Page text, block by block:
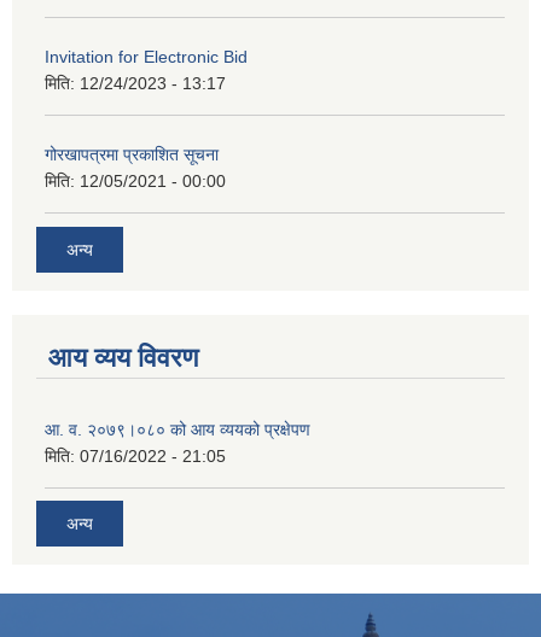
Invitation for Electronic Bid
मिति: 12/24/2023 - 13:17
गोरखापत्रमा प्रकाशित सूचना
मिति: 12/05/2021 - 00:00
अन्य
आय व्यय विवरण
आ. व. २०७९।०८० को आय व्ययको प्रक्षेपण
मिति: 07/16/2022 - 21:05
अन्य